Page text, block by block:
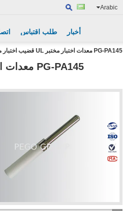
Arabic
طلب اقتباس أخبار
PG-PA145 معدات اختبار مختبر UL قضيب اختبار مسبار تلبية متطلبات UL982 القياسية